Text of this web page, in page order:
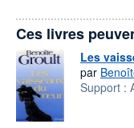
Ces livres
Les
par
Support :